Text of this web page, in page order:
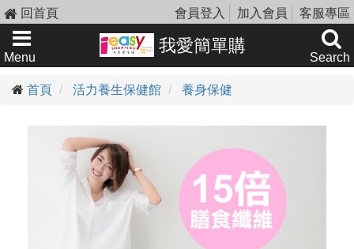
回首頁 會員登入 加入會員 客服專區
Menu
我愛簡單購
Search
首頁 活力養生保健館 養身保健